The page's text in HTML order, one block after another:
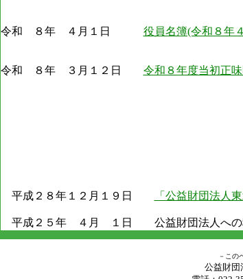
令和 ８年 ４月１日 役員名簿(令和８年
令和 ８年 ３月１２日 令和８年度当初正
平成２８年１２月１９日 「公益財団法人
平成２５年 ４月 １日 公益財団法人への移
－この
公益財